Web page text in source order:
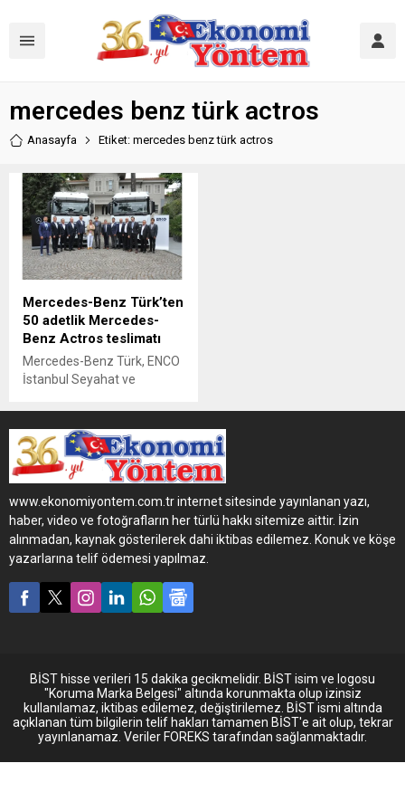
mercedes benz türk actros
Anasayfa Etiket: mercedes benz türk actros
Mercedes-Benz Türk’ten
50 adetlik Mercedes-
Benz Actros teslimatı
Mercedes-Benz Türk, ENCO
İstanbul Seyahat ve
Mercedes-Benz Actros
1845 LSnRL çekiciyi
düzenlediği tören ile teslim
etti.
www.ekonomiyontem.com.tr internet sitesinde yayınlanan yazı,
haber, video ve fotoğrafların her türlü hakkı sitemize aittir. İzin
alınmadan, kaynak gösterilerek dahi iktibas edilemez. Konuk ve köşe
yazarlarına telif ödemesi yapılmaz.
BİST hisse verileri 15 dakika gecikmelidir. BİST isim ve logosu
"Koruma Marka Belgesi" altında korunmakta olup izinsiz
kullanılamaz, iktibas edilemez, değiştirilemez. BİST ismi altında
açıklanan tüm bilgilerin telif hakları tamamen BİST'e ait olup, tekrar
yayınlanamaz. Veriler FOREKS tarafından sağlanmaktadır.